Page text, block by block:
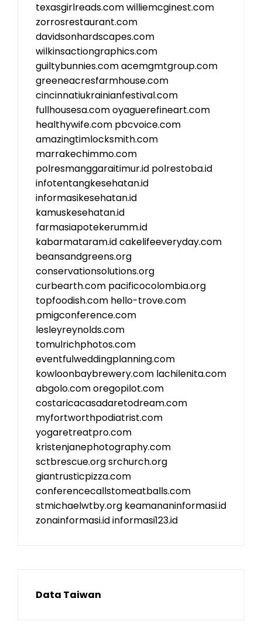
texasgirlreads.comwilliemcginest.com
zorrosrestaurant.com
davidsonhardscapes.com
wilkinsactiongraphics.com
guiltybunnies.comacemgmtgroup.com
greeneacresfarmhouse.com
cincinnatiukrainianfestival.com
fullhousesa.comoyaguerefineart.com
healthywife.com pbcvoice.com
amazingtimlocksmith.com
marrakechimmo.com
polresmanggaraitimur.id polrestoba.id
infotentangkesehatan.id
informasikesehatan.id
kamuskesehatan.id
farmasiapotekerumm.id
kabarmataram.idcakelifeeveryday.com
beansandgreens.org
conservationsolutions.org
curbearth.com pacificocolombia.org
topfoodish.com hello-trove.com
pmigconference.com
lesleyreynolds.com
tomulrichphotos.com
eventfulweddingplanning.com
kowloonbaybrewery.com lachilenita.com
abgolo.comoregopilot.com
costaricacasadaretodream.com
myfortworthpodiatrist.com
yogaretreatpro.com
kristenjanephotography.com
sctbrescue.orgsrchurch.org
giantrusticpizza.com
conferencecallstomeatballs.com
stmichaelwtby.org keamananinformasi.id
zonainformasi.idinformasi123.id
Data Taiwan